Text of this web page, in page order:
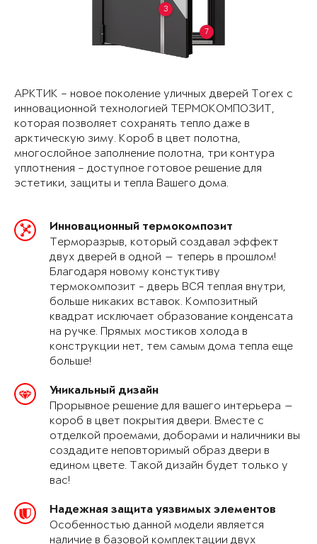
3
7
АРКТИК – новое поколение уличных дверей Torex с
инновационной технологией ТЕРМОКОМПОЗИТ,
которая позволяет сохранять тепло даже в
арктическую зиму. Короб в цвет полотна,
многослойное заполнение полотна, три контура
уплотнения – доступное готовое решение для
эстетики, защиты и тепла Вашего дома.
Инновационный термокомпозит
Терморазрыв, который создавал эффект
двух дверей в одной — теперь в прошлом!
Благодаря новому констуктиву
термокомпозит - дверь ВСЯ теплая внутри,
больше никаких вставок. Композитный
квадрат исключает образование конденсата
на ручке. Прямых мостиков холода в
конструкции нет, тем самым дома тепла еще
больше!
Уникальный дизайн
Прорывное решение для вашего интерьера —
короб в цвет покрытия двери. Вместе с
отделкой проемами, доборами и наличники вы
создадите неповторимый образ двери в
едином цвете. Такой дизайн будет только у
вас!
Надежная защита уязвимых элементов
Особенностью данной модели является
наличие в базовой комплектации двух